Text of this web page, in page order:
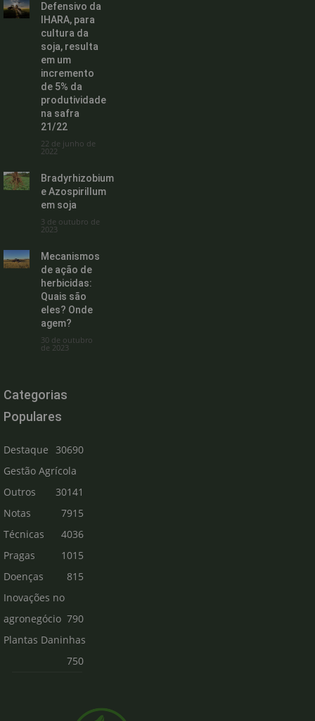
Defensivo da
IHARA, para
cultura da
soja, resulta
em um
incremento
de 5% da
produtividade
na safra
21/22
22 de junho de
2022
Bradyrhizobium
e Azospirillum
em soja
3 de outubro de
2023
Mecanismos
de ação de
herbicidas:
Quais são
eles? Onde
agem?
30 de outubro
de 2023
Categorias
Populares
Destaque
30690
Gestão Agrícola
30141
Outros
7915
Notas
Técnicas
4036
Pragas
1015
Doenças
815
Inovações no
agronegócio 790
Plantas Daninhas
750